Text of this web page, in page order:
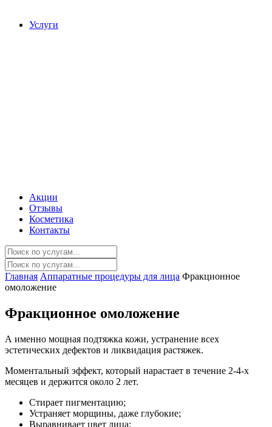
Услуги
Акции
Отзывы
Косметика
Контакты
Главная Аппаратные процедуры для лица Фракционное
омоложение
Фракционное омоложение
А именно мощная подтяжка кожи, устранение всех
эстетических дефектов и ликвидация растяжек.
Моментальный эффект, который нарастает в течение 2-4-х
месяцев и держится около 2 лет.
Стирает пигментацию;
Устраняет морщины, даже глубокие;
Выравнивает цвет лица;